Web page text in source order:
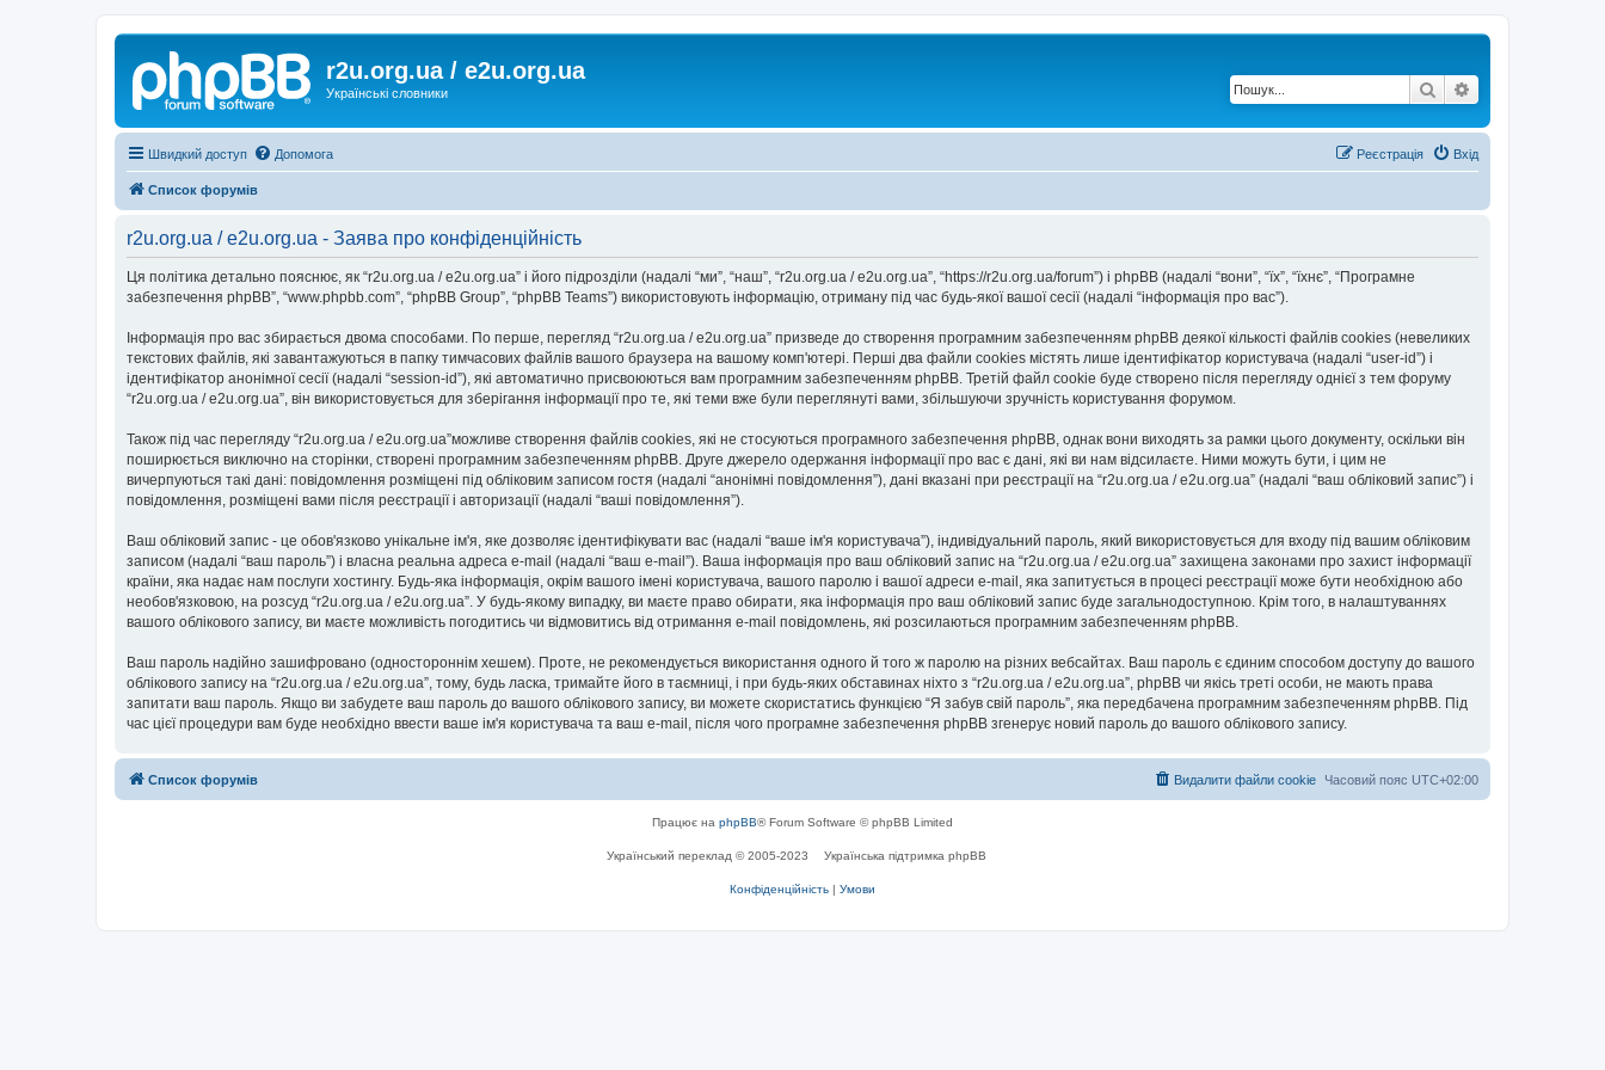
r2u.org.ua / e2u.org.ua
Українські словники Пошук
Швидкий доступ Допомога Вхід
Реєстрація
Список форумів
r2u.org.ua / e2u.org.ua - Заява про конфіденційність
Ця політика детально пояснює, як “r2u.org.ua / e2u.org.ua” і його підрозділи (надалі “ми”, “наш”, “r2u.org.ua / e2u.org.ua”, “https://r2u.org.ua/forum”) і phpBB (надалі “вони”, “їх”, “їхнє”, “Програмне
забезпечення phpBB”, “www.phpbb.com”, “phpBB Group”, “phpBB Teams”) використовують інформацію, отриману під час будь-якої вашої сесії (надалі “інформація про вас”).
Інформація про вас збирається двома способами. По перше, перегляд “r2u.org.ua / e2u.org.ua” призведе до створення програмним забезпеченням phpBB деякої кількості файлів cookies (невеликих
текстових файлів, які завантажуються в папку тимчасових файлів вашого браузера на вашому комп'ютері. Перші два файли cookies містять лише ідентифікатор користувача (надалі “user-id”) і
ідентифікатор анонімної сесії (надалі “session-id”), які автоматично присвоюються вам програмним забезпеченням phpBB. Третій файл cookie буде створено після перегляду однієї з тем форуму
“r2u.org.ua / e2u.org.ua”, він використовується для зберігання інформації про те, які теми вже були переглянуті вами, збільшуючи зручність користування форумом.
Також під час перегляду “r2u.org.ua / e2u.org.ua”можливе створення файлів cookies, які не стосуються програмного забезпечення phpBB, однак вони виходять за рамки цього документу, оскільки він
поширюється виключно на сторінки, створені програмним забезпеченням phpBB. Друге джерело одержання інформації про вас є дані, які ви нам відсилаєте. Ними можуть бути, і цим не
вичерпуються такі дані: повідомлення розміщені під обліковим записом гостя (надалі “анонімні повідомлення”), дані вказані при реєстрації на “r2u.org.ua / e2u.org.ua” (надалі “ваш обліковий запис”) і
повідомлення, розміщені вами після реєстрації і авторизації (надалі “ваші повідомлення”).
Ваш обліковий запис - це обов'язково унікальне ім'я, яке дозволяє ідентифікувати вас (надалі “ваше ім'я користувача”), індивідуальний пароль, який використовується для входу під вашим обліковим
записом (надалі “ваш пароль”) і власна реальна адреса e-mail (надалі “ваш e-mail”). Ваша інформація про ваш обліковий запис на “r2u.org.ua / e2u.org.ua” захищена законами про захист інформації
країни, яка надає нам послуги хостингу. Будь-яка інформація, окрім вашого імені користувача, вашого паролю і вашої адреси e-mail, яка запитується в процесі реєстрації може бути необхідною або
необов'язковою, на розсуд “r2u.org.ua / e2u.org.ua”. У будь-якому випадку, ви маєте право обирати, яка інформація про ваш обліковий запис буде загальнодоступною. Крім того, в налаштуваннях
вашого облікового запису, ви маєте можливість погодитись чи відмовитись від отримання e-mail повідомлень, які розсилаються програмним забезпеченням phpBB.
Ваш пароль надійно зашифровано (одностороннім хешем). Проте, не рекомендується використання одного й того ж паролю на різних вебсайтах. Ваш пароль є єдиним способом доступу до вашого
облікового запису на “r2u.org.ua / e2u.org.ua”, тому, будь ласка, тримайте його в таємниці, і при будь-яких обставинах ніхто з “r2u.org.ua / e2u.org.ua”, phpBB чи якісь треті особи, не мають права
запитати ваш пароль. Якщо ви забудете ваш пароль до вашого облікового запису, ви можете скористатись функцією “Я забув свій пароль”, яка передбачена програмним забезпеченням phpBB. Під
час цієї процедури вам буде необхідно ввести ваше ім'я користувача та ваш e-mail, після чого програмне забезпечення phpBB згенерує новий пароль до вашого облікового запису.
Список форумів Часовий пояс UTC+02:00
Видалити файли cookie
Працює на phpBB® Forum Software © phpBB Limited
Український переклад © 2005-2023 Українська підтримка phpBB
Конфіденційність | Умови